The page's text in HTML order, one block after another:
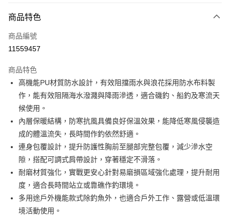
信用卡一次付款
信用卡分期付款
合作金庫商業銀行
華南商業銀行
彰化商業銀行
上海商業儲蓄銀行
台北富邦商業銀行
國泰世華商業銀行
臺灣中小企業銀行
台中商業銀行
匯豐（台灣）商業銀行
華泰商業銀行
聯邦商業銀行
遠東國際商業銀行
元大商業銀行
永豐商業銀行
玉山商業銀行
星展（台灣）商業銀行
台新國際商業銀行
中國信託商業銀行
台灣樂天信用卡公司
超商取貨付款
Apple Pay
街口支付
悠遊付
【大哥付你分期使用說明】
1.本服務由台灣大哥大提供，台灣大哥大用戶可立即使用無須另外申請。
2.付款方式選擇「大哥付你分期」，訂單成立後會自動跳轉到大哥付的交易
流程，驗證手機門號後，選擇欲分期的期數、繳款截止日，確認付款後即完
成交易。
AFTEE先享後付
相關說明
【關於「AFTEE先享後付」】
商品特色
商品編號
11559457
商品特色
高機能PU材質防水設計，有效阻擋雨水與浪花採用防水布料製
作，能有效阻隔海水潑濺與降雨滲透，適合磯釣、船釣及寒流天
候使用。
內層保暖結構，防寒抗風具備良好保溫效果，能降低寒風侵襲造
成的體溫流失，長時間作釣依然舒適。
連身包覆設計，提升防護性胸前至腿部完整包覆，減少滲水空
隙，搭配可調式肩帶設計，穿著穩定不滑落。
耐磨材質強化，實戰更安心針對易磨損區域強化處理，提升耐用
度，適合長時間站立或靠礁作釣環境。
多用途戶外機能款式除釣魚外，也適合戶外工作、露營或低溫環
境活動使用。